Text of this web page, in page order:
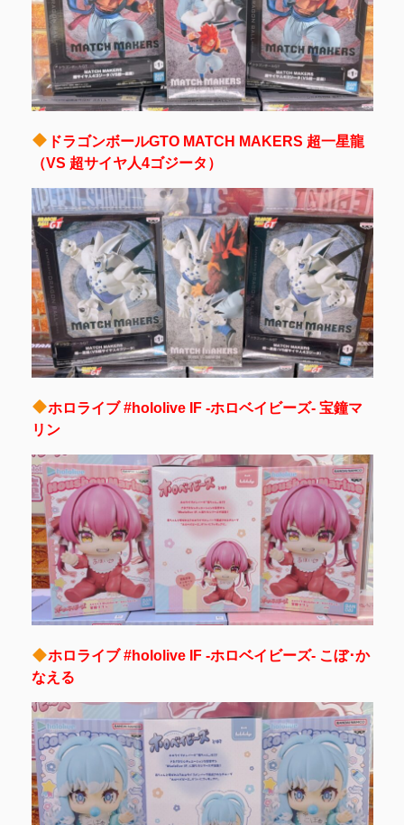
ドラゴンボールGTO MATCH MAKERS 超一星龍
（VS 超サイヤ人4ゴジータ）
ホロライブ #hololive IF -ホロベイビーズ- 宝鐘マ
リン
ホロライブ #hololive IF -ホロベイビーズ- こぼ･か
なえる